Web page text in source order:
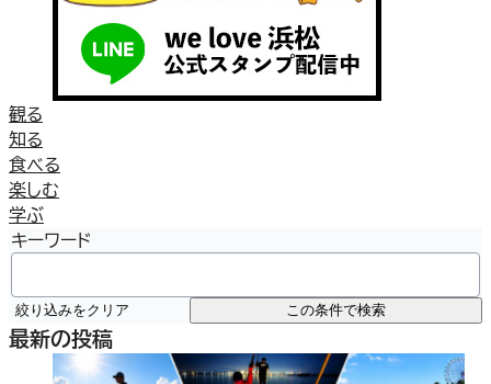
観る
知る
食べる
楽しむ
学ぶ
キーワード
絞り込みをクリア この条件で検索
最新の投稿